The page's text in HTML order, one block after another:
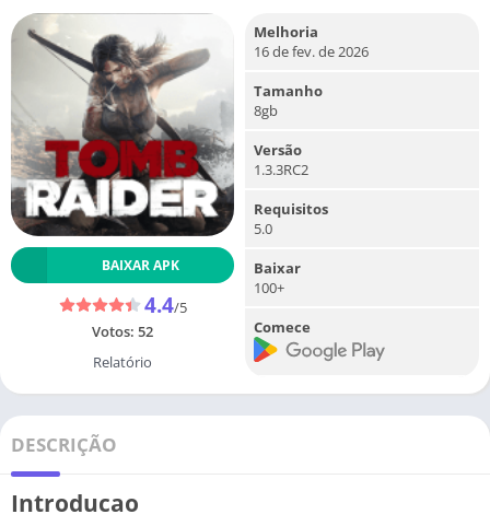
BAIXAR APK
4.4/5
Votos: 52
Relatório
Melhoria
16 de fev. de 2026
Tamanho
8gb
Versão
1.3.3RC2
Requisitos
5.0
Baixar
100+
Comece
DESCRIÇÃO
Introducao